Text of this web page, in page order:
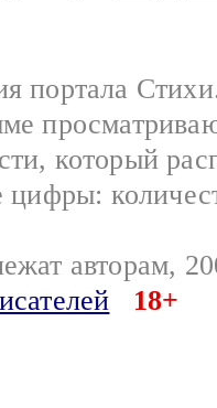
портала
который
цифры:
авторам,
18+